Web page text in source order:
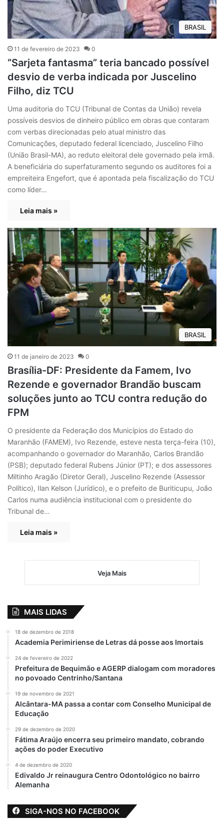
BRASIL
11 de fevereiro de 2023 0
“Sarjeta fantasma” teria bancado possível
desvio de verba indicada por Juscelino
Filho, diz TCU
Uma auditoria do TCU (Tribunal de Contas da União) revela
possíveis desvios de dinheiro público em obras que contaram
com verbas direcionadas pelo atual ministro das
Comunicações, deputado federal licenciado, Juscelino Filho
(União Brasil-MA), ao reduto eleitoral dele governado pela irmã.
A beneficiária do superfaturamento segundo os auditores foi a
empreiteira Engefort, que é apontada pela fiscalização do TCU
como líder…
Leia mais »
BRASIL
11 de janeiro de 2023 0
Brasília-DF: Presidente da Famem, Ivo
Rezende e governador Brandão buscam
soluções junto ao TCU contra redução do
FPM
O presidente da Federação dos Municípios do Estado do
Maranhão (FAMEM), Ivo Rezende, esteve nesta terça-feira (10),
acompanhando o governador do Maranhão, Carlos Brandão
(PSB); deputado federal Rubens Júnior (PT); e dos assessores
Miltinho Aragão (Diretor Geral), Juscelino Rezende (Assessor
Político), Ilan Kelson (Jurídico), e o prefeito de Buriticupu, João
Carlos numa audiência institucional com o presidente do
Tribunal de…
Leia mais »
Veja Mais
MAIS LIDAS
18 de dezembro de 2018
Academia Perimiriense de Letras dá posse aos Imortais
24 de fevereiro de 2022
Prefeitura de Bequimão e AGERP dialogam com moradores
no povoado Centrinho/Santana
19 de novembro de 2021
Alcântara-MA passa a contar com Conselho Municipal de
Educação
29 de dezembro de 2020
Fátima Araújo encerra seu primeiro mandato, cobrando
ações do poder Executivo
4 de dezembro de 2020
Edivaldo Jr reinaugura Centro Odontológico no bairro
Alemanha
SIGA-NOS NO FACEBOOK